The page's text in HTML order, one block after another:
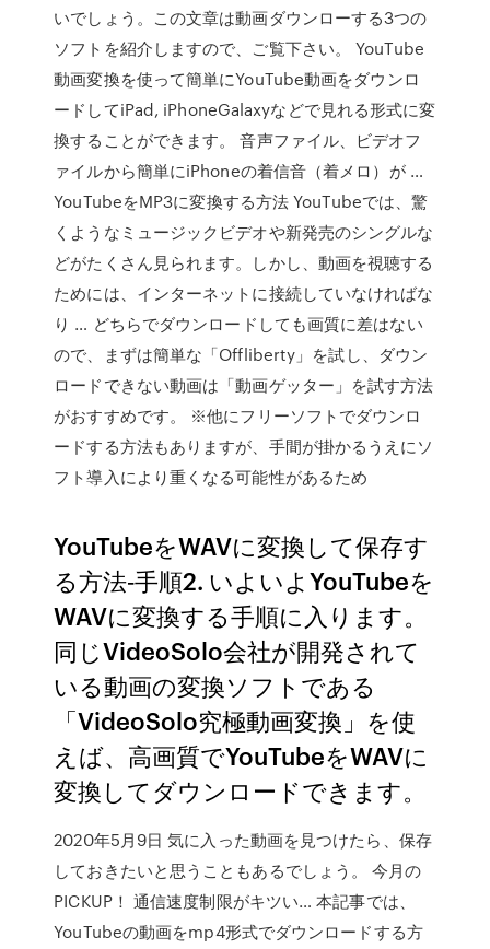
いでしょう。この文章は動画ダウンローする3つの
ソフトを紹介しますので、ご覧下さい。 YouTube
動画変換を使って簡単にYouTube動画をダウンロ
ードしてiPad, iPhoneGalaxyなどで見れる形式に変
換することができます。 音声ファイル、ビデオフ
ァイルから簡単にiPhoneの着信音（着メロ）が …
YouTubeをMP3に変換する方法 YouTubeでは、驚
くようなミュージックビデオや新発売のシングルな
どがたくさん見られます。しかし、動画を視聴する
ためには、インターネットに接続していなければな
り … どちらでダウンロードしても画質に差はない
ので、まずは簡単な「Offliberty」を試し、ダウン
ロードできない動画は「動画ゲッター」を試す方法
がおすすめです。 ※他にフリーソフトでダウンロ
ードする方法もありますが、手間が掛かるうえにソ
フト導入により重くなる可能性があるため
YouTubeをWAVに変換して保存す
る方法‐手順2. いよいよYouTubeを
WAVに変換する手順に入ります。
同じVideoSolo会社が開発されて
いる動画の変換ソフトである
「VideoSolo究極動画変換」を使
えば、高画質でYouTubeをWAVに
変換してダウンロードできます。
2020年5月9日 気に入った動画を見つけたら、保存
しておきたいと思うこともあるでしょう。 今月の
PICKUP！ 通信速度制限がキツい… 本記事では、
YouTubeの動画をmp4形式でダウンロードする方